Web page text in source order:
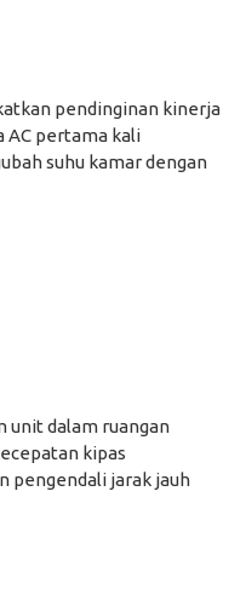
pendinginan kinerja
AC pertama kali
suhu kamar dengan
unit dalam ruangan
kipas
pengendali jarak jauh